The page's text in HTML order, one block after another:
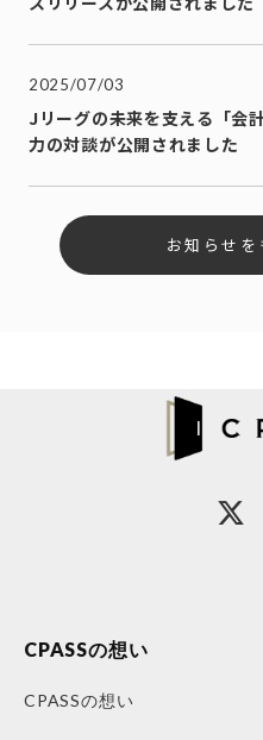
2025/07/03
Jリーグの未来を支える「会
力の対談が公開されました
お知らせを
CPASSの想い
CPASSの想い